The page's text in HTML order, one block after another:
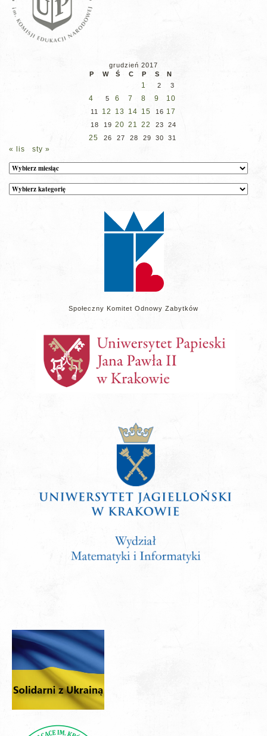
grudzień 2017
P
W Ś C P S N
1 2 3
4 5 6 7 8 9 10
11 12 13 14 15 16 17
18 19 20 21 22 23 24
25 26 27 28 29 30 31
« lis sty »
Archiwum
Kategorie
wpisów
Społeczny Komitet Odnowy Zabytków